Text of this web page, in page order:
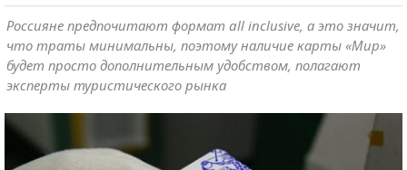
Россияне предпочитают формат all inclusive, а это значит,
что траты минимальны, поэтому наличие карты «Мир»
будет просто дополнительным удобством, полагают
эксперты туристического рынка